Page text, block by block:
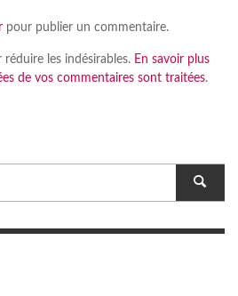
pour publier un commentaire.
les indésirables. En savoir plus
de vos commentaires sont traitées.